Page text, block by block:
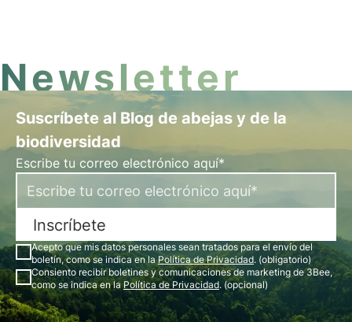
Newsletter
Suscríbete al Blog de abejas y de la
biodiversidad
Escribe tu correo electrónico aquí*
Inscríbete
Acepto que mis datos personales sean tratados para el envío del
boletín, como se indica en laPolítica de Privacidad. (obligatorio)
Consiento recibir boletines y comunicaciones de marketing de 3Bee,
como se indica en laPolítica de Privacidad. (opcional)